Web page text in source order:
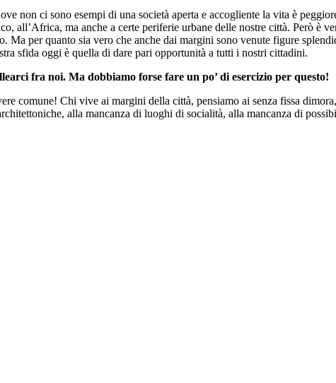
non ci sono esempi di una società aperta e accogliente la vita è
all’Africa, ma anche a certe periferie urbane delle nostre città. Però è
Ma per quanto sia vero che anche dai margini sono venute figure
sfida oggi è quella di dare pari opportunità a tutti i nostri cittadini.
fra noi. Ma dobbiamo forse fare un po’ di esercizio per questo!
comune! Chi vive ai margini della città, pensiamo ai senza fissa
alla mancanza di luoghi di socialità, alla mancanza di